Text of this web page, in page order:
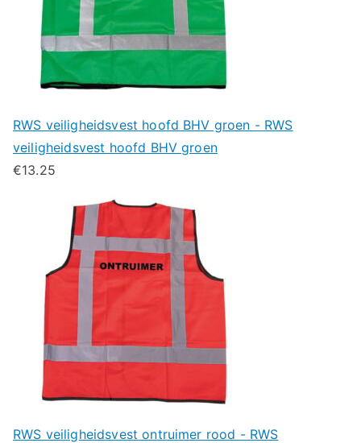
RWS veiligheidsvest hoofd BHV groen - RWS
veiligheidsvest hoofd BHV groen
€13.25
RWS veiligheidsvest ontruimer rood - RWS